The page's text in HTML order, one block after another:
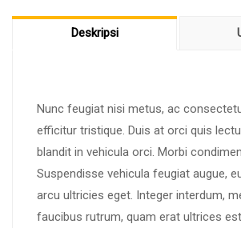
Deskripsi
Nunc feugiat nisi metus, ac
efficitur tristique. Duis at orci quis
blandit in vehicula orci. Morbi
Suspendisse vehicula feugiat augue,
arcu ultricies eget. Integer interdum,
faucibus rutrum, quam erat ultrices